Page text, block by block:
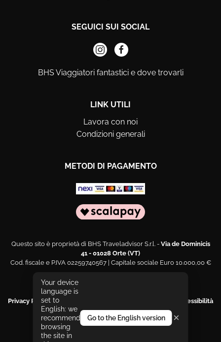
SEGUICI SUI SOCIAL
BHS Viaggiatori fantastici e dove trovarli
LINK UTILI
Lavora con noi
Condizioni generali
METODI DI PAGAMENTO
Questo sito è proprietà di BHS Traveladvisor S.r.l. - Via de Dominicis
41 - 01028 Orte (VT)
Cod. fiscale e P.IVA 02259740567 | Capitale sociale Euro 10.000,00 €
Web engineering and design by
Privacy Policy|Cookies Policy
Segnala un problema di accessibilità
|Dichiarazione di accessibilità
Le tue preferenze relative alla privacy
Your device
language is
set to
English: we
recommend
browsing
the site in
Go to the English version ×